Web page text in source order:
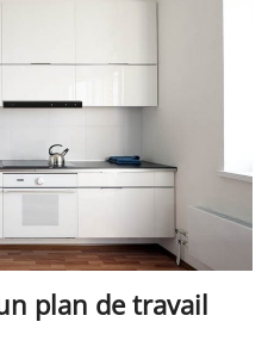
plan de travail